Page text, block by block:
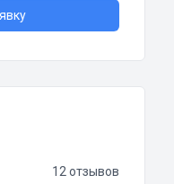
12 отзывов